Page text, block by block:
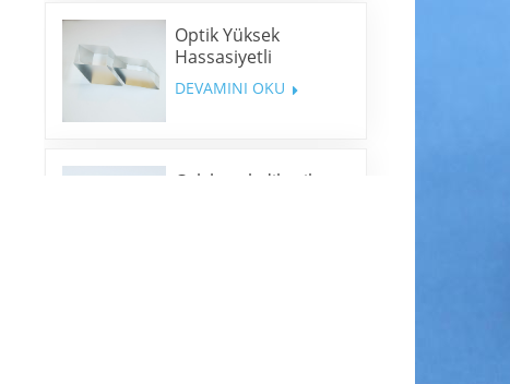
Optik Yüksek
Hassasiyetli
Romboid Prizmalar
DEVAMINI OKU
Çok bantlı dikroik